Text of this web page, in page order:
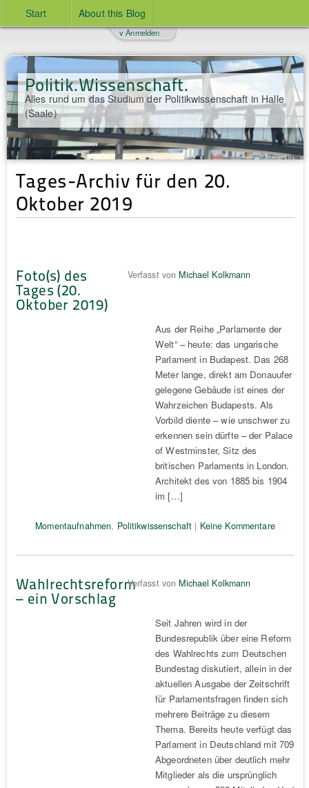
Start About this Blog
Politik.Wissenschaft.
Alles rund um das Studium der Politikwissenschaft in Halle
(Saale)
v Anmelden
Tages-Archiv für den 20.
Oktober 2019
Foto(s) des
Tages (20.
Oktober 2019)
Verfasst von Michael Kolkmann
Aus der Reihe „Parlamente der
Welt“ – heute: das ungarische
Parlament in Budapest. Das 268
Meter lange, direkt am Donauufer
gelegene Gebäude ist eines der
Wahrzeichen Budapests. Als
Vorbild diente – wie unschwer zu
erkennen sein dürfte – der Palace
of Westminster, Sitz des
britischen Parlaments in London.
Architekt des von 1885 bis 1904
im […]
Momentaufnahmen, Politikwissenschaft | Keine Kommentare
Wahlrechtsreform
– ein Vorschlag
Verfasst von Michael Kolkmann
Seit Jahren wird in der
Bundesrepublik über eine Reform
des Wahlrechts zum Deutschen
Bundestag diskutiert, allein in der
aktuellen Ausgabe der Zeitschrift
für Parlamentsfragen finden sich
mehrere Beiträge zu diesem
Thema. Bereits heute verfügt das
Parlament in Deutschland mit 709
Abgeordneten über deutlich mehr
Mitglieder als die ursprünglich